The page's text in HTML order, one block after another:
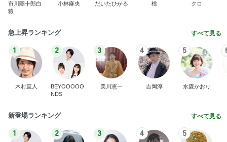
市川團十郎白
猿
小林麻央 だいたひかる 桃 クロ
急上昇ランキング すべて見る
1
木村直人
2
BEYOOOOO
NDS
3
美川憲一
4
吉岡淳
5
水森かおり
新登場ランキング すべて見る
1 2 3 4 5